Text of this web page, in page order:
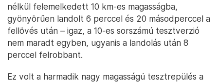
nélkül felemelkedett 10 km-es magasságba,
gyönyörűen landolt 6 perccel és 20 másodperccel a
fellövés után – igaz, a 10-es sorszámú tesztverzió
nem maradt egyben, ugyanis a landolás után 8
perccel felrobbant.
Ez volt a harmadik nagy magasságú tesztrepülés a